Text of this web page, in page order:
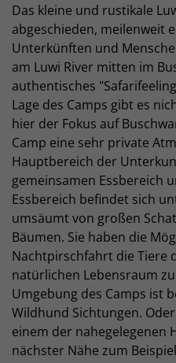
Das kleine und rustikale
abgeschieden, meilenweit
Unterkünften und
am Luwi River mitten im
authentisches
Lage des Camps gibt es
hier der Fokus auf
Camp eine sehr private
Hauptbereich der
gemeinsamen Essbereich
Essbereich befindet sich
umsäumt von großen
Bäumen. Sie haben die
Nachtpirschfahrt die Tiere
natürlichen Lebensraum
Umgebung des Camps ist
Wildhund Sichtungen.
einem der nahegelegenen
nächster Nähe zum